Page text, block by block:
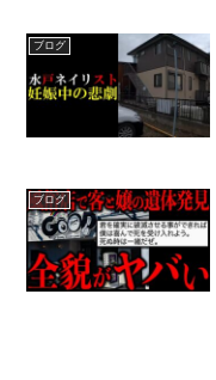
ブログ
ブログ